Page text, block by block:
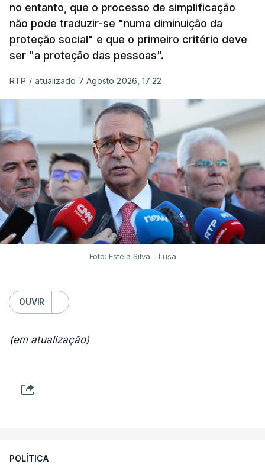
no entanto, que o processo de simplificação
não pode traduzir-se "numa diminuição da
proteção social" e que o primeiro critério deve
ser "a proteção das pessoas".
RTP / atualizado 7 Agosto 2026, 17:22
Foto: Estela Silva - Lusa
OUVIR
(em atualização)
POLÍTICA